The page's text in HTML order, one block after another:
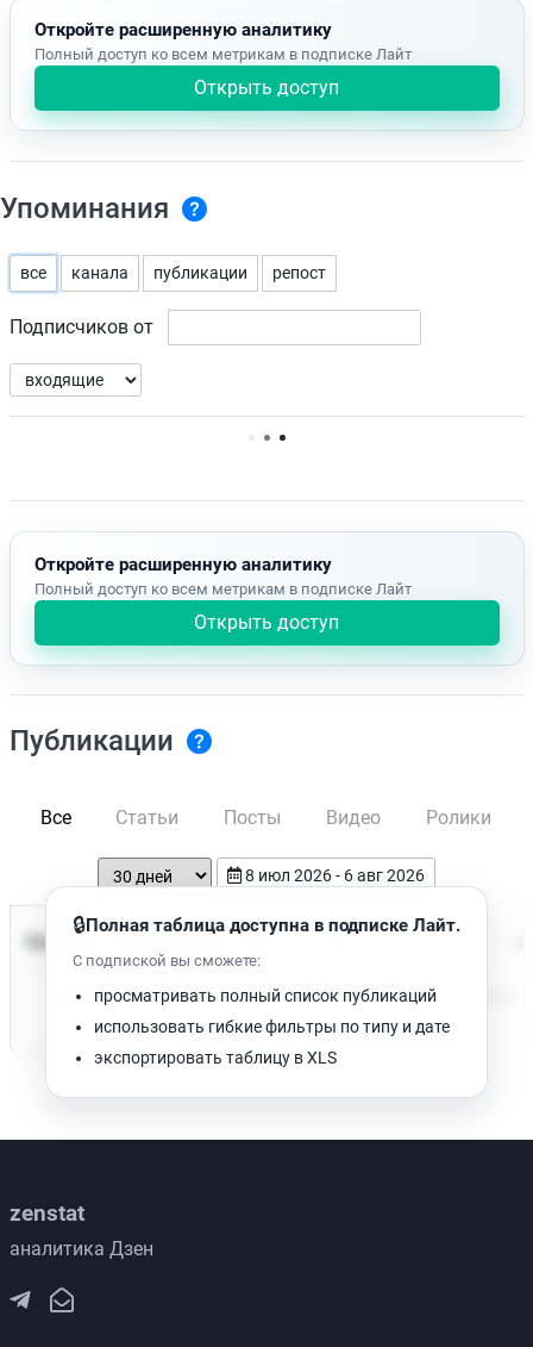
Откройте расширенную аналитику
Полный доступ ко всем метрикам в подписке Лайт
Открыть доступ
Упоминания
все канала публикации репост
Подписчиков от
Нет доступных упоминаний.
Откройте расширенную аналитику
Полный доступ ко всем метрикам в подписке Лайт
Открыть доступ
Публикации
Все Статьи Посты Видео Ролики
8 июл 2026 - 6 авг 2026
Время чтения
Нет доступных публикаций. Попробуйте изменить фильтр.
🔒Полная таблица доступна в подписке Лайт.
С подпиской вы сможете:
просматривать полный список публикаций
использовать гибкие фильтры по типу и дате
экспортировать таблицу в XLS
zenstat
аналитика Дзен